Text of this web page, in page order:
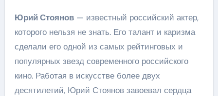
Юрий Стоянов— известный российский актер,
которого нельзя не знать. Его талант и каризма
сделали его одной из самых рейтинговых и
популярных звезд современного российского
кино. Работая в искусстве более двух
десятилетий, Юрий Стоянов завоевал сердца